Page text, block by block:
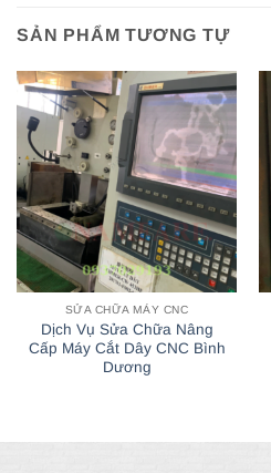
SẢN PHẨM TƯƠNG TỰ
SỬA CHỮA MÁY CNC
Dịch Vụ Sửa Chữa Nâng
Cấp Máy Cắt Dây CNC Bình
Dương